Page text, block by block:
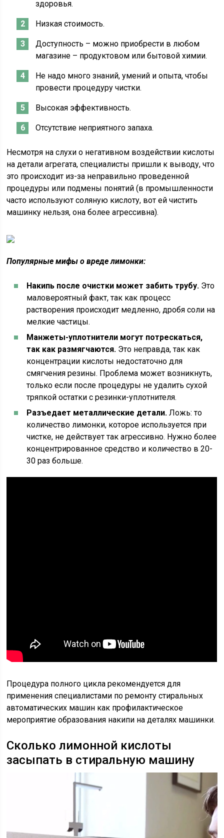
здоровья.
Низкая стоимость.
Доступность – можно приобрести в любом
магазине – продуктовом или бытовой химии.
Не надо много знаний, умений и опыта, чтобы
провести процедуру чистки.
Высокая эффективность.
Отсутствие неприятного запаха.
Несмотря на слухи о негативном воздействии кислоты
на детали агрегата, специалисты пришли к выводу, что
это происходит из-за неправильно проведенной
процедуры или подмены понятий (в промышленности
часто используют соляную кислоту, вот ей чистить
машинку нельзя, она более агрессивна).
Популярные мифы о вреде лимонки:
Накипь после очистки может забить трубу. Это
маловероятный факт, так как процесс
растворения происходит медленно, дробя соли на
мелкие частицы.
Манжеты-уплотнители могут потрескаться,
так как размягчаются. Это неправда, так как
концентрации кислоты недостаточно для
смягчения резины. Проблема может возникнуть,
только если после процедуры не удалить сухой
тряпкой остатки с резинки-уплотнителя.
Разъедает металлические детали. Ложь: то
количество лимонки, которое используется при
чистке, не действует так агрессивно. Нужно более
концентрированное средство и количество в 20-
30 раз больше.
Процедура полного цикла рекомендуется для
применения специалистами по ремонту стиральных
автоматических машин как профилактическое
мероприятие образования накипи на деталях машинки.
Сколько лимонной кислоты
засыпать в стиральную машину